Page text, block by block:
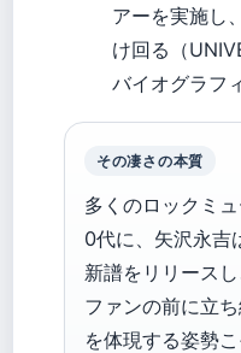
アーを実施し
け回る（
バイオグラフ
その凄さの本質
多くのロックミ
0代に、矢沢永吉
新譜をリリースし
ファンの前に立
を体現する姿勢こ